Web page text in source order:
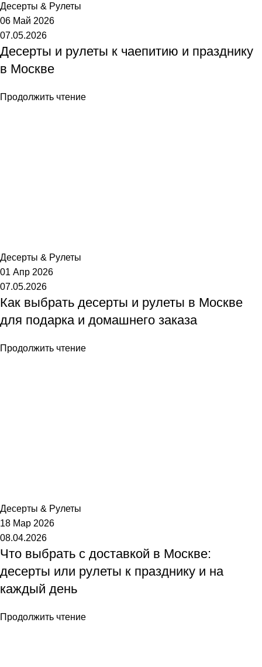
Десерты & Рулеты
06 Май 2026
07.05.2026
Десерты и рулеты к чаепитию и празднику
в Москве
Продолжить чтение
Десерты & Рулеты
01 Апр 2026
07.05.2026
Как выбрать десерты и рулеты в Москве
для подарка и домашнего заказа
Продолжить чтение
Десерты & Рулеты
18 Мар 2026
08.04.2026
Что выбрать с доставкой в Москве:
десерты или рулеты к празднику и на
каждый день
Продолжить чтение